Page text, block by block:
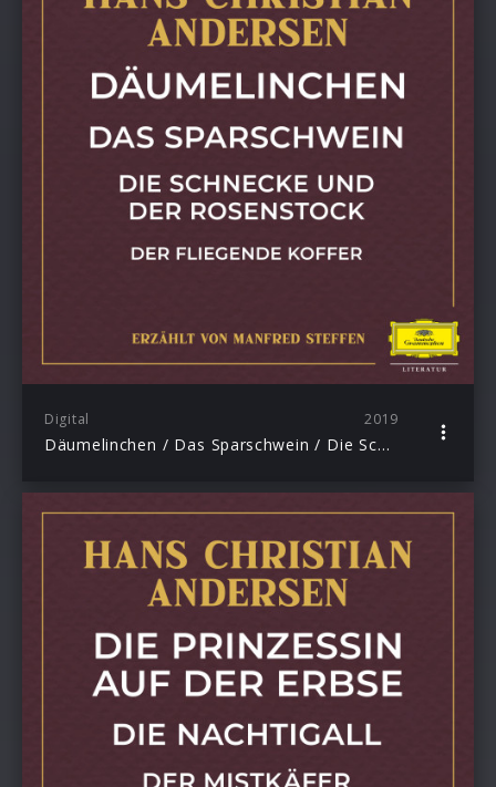
Digital 2019
Däumelinchen / Das Sparschwein / Die Schnecke und der Rosenstock / Der fliegende Koffer